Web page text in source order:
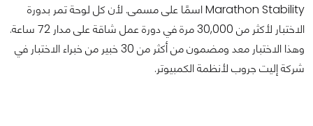
Marathon Stability اسمًا على مسمى. لأن كل لوحة تمر بدورة
الاختبار لأكثر من 30,000 مرة في دورة عمل شاقة على مدار 72 ساعة.
وهذا الاختبار معد ومضمون من أكثر من 30 خبير من خبراء الاختبار في
شركة إليت جروب لأنظمة الكمبيوتر.